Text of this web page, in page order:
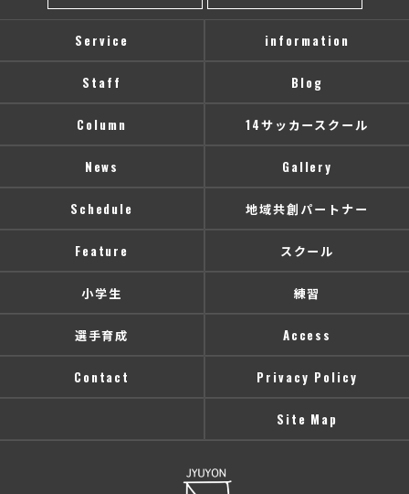
Service information
Staff Blog
Column 14サッカースクール
News Gallery
Schedule 地域共創パートナー
Feature スクール
小学生 練習
選手育成 Access
Contact Privacy Policy
Site Map